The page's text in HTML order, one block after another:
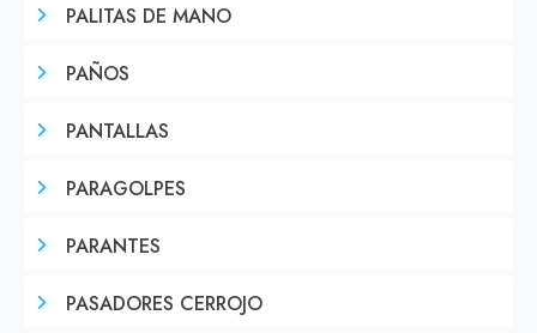
PALITAS DE MANO
PAÑOS
PANTALLAS
PARAGOLPES
PARANTES
PASADORES CERROJO